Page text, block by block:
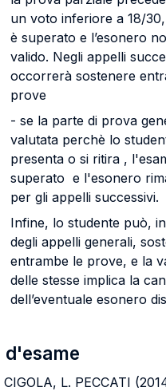
un voto inferiore a 18/30,
è superato e l’esonero
valido. Negli appelli
occorrerà sostenere
prove
- se la parte di prova
valutata perchè lo
presenta o si ritira ,
superato e l'esonero
per gli appelli successivi.
Infine, lo studente può,
degli appelli generali,
entrambe le prove, e la
delle stesse implica la
dell’eventuale esonero
d'esame
CIGOLA, L. PECCATI